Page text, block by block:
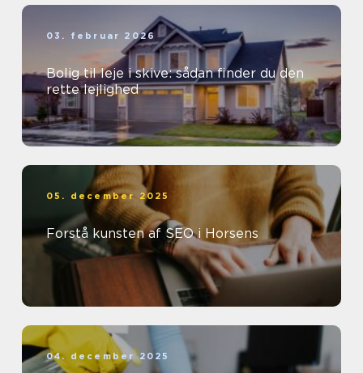
03. februar 2026
Bolig til leje i skive: sådan finder du den
rette lejlighed
05. december 2025
Forstå kunsten af SEO i Horsens
04. december 2025